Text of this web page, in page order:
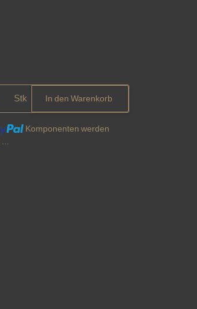
Stk In den Warenkorb
Komponenten werden